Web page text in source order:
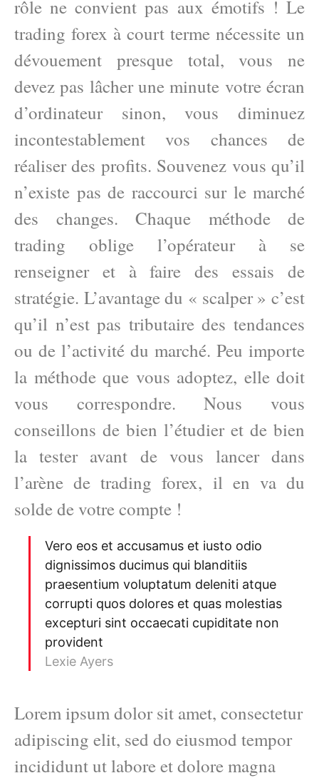
rôle ne convient pas aux émotifs ! Le
trading forex à court terme nécessite un
dévouement presque total, vous ne
devez pas lâcher une minute votre écran
d’ordinateur sinon, vous diminuez
incontestablement vos chances de
réaliser des profits. Souvenez vous qu’il
n’existe pas de raccourci sur le marché
des changes. Chaque méthode de
trading oblige l’opérateur à se
renseigner et à faire des essais de
stratégie. L’avantage du « scalper » c’est
qu’il n’est pas tributaire des tendances
ou de l’activité du marché. Peu importe
la méthode que vous adoptez, elle doit
vous correspondre. Nous vous
conseillons de bien l’étudier et de bien
la tester avant de vous lancer dans
l’arène de trading forex, il en va du
solde de votre compte !
Vero eos et accusamus et iusto odio
dignissimos ducimus qui blanditiis
praesentium voluptatum deleniti atque
corrupti quos dolores et quas molestias
excepturi sint occaecati cupiditate non
provident
Lexie Ayers
Lorem ipsum dolor sit amet, consectetur
adipiscing elit, sed do eiusmod tempor
incididunt ut labore et dolore magna